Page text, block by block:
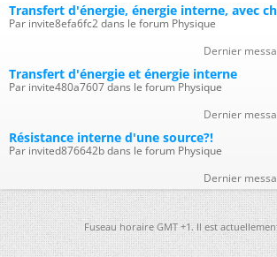
Transfert d'énergie, énergie interne, avec
Par invite8efa6fc2 dans le forum Physique
Dernier
Transfert d'énergie et énergie interne
Par invite480a7607 dans le forum Physique
Dernier
Résistance interne d'une source?!
Par invited876642b dans le forum Physique
Dernier
Fuseau horaire GMT +1. Il est